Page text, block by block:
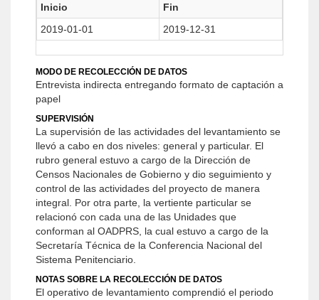
Inicio
Fin
2019-01-01
2019-12-31
MODO DE RECOLECCIÓN DE DATOS
Entrevista indirecta entregando formato de captación a
papel
SUPERVISIÓN
La supervisión de las actividades del levantamiento se
llevó a cabo en dos niveles: general y particular. El
rubro general estuvo a cargo de la Dirección de
Censos Nacionales de Gobierno y dio seguimiento y
control de las actividades del proyecto de manera
integral. Por otra parte, la vertiente particular se
relacionó con cada una de las Unidades que
conforman al OADPRS, la cual estuvo a cargo de la
Secretaría Técnica de la Conferencia Nacional del
Sistema Penitenciario.
NOTAS SOBRE LA RECOLECCIÓN DE DATOS
El operativo de levantamiento comprendió el periodo